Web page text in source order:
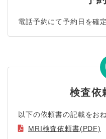
電話予約にて予約日を確
検査依
以下の依頼書の記載をお
MRI検査依頼書(PDF)